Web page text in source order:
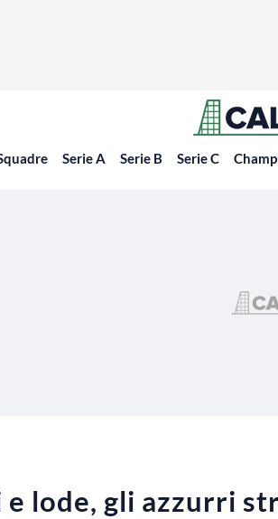
Serie A Serie B Serie C
lode, gli azzurri